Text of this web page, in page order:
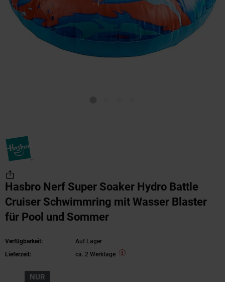
Hasbro Nerf Super Soaker Hydro Battle
Cruiser Schwimmring mit Wasser Blaster
für Pool und Sommer
Verfügbarkeit:
Auf Lager
Lieferzeit:
ca. 2 Werktage
NUR